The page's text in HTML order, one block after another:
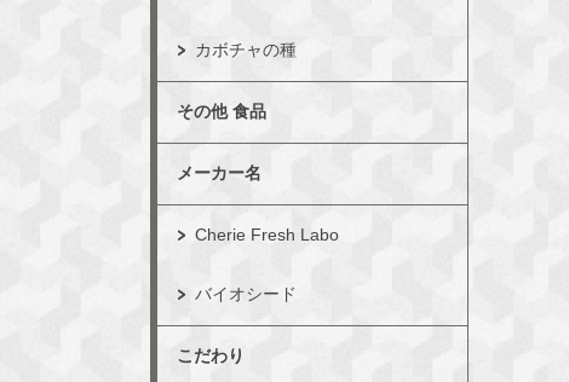
カボチャの種
その他 食品
メーカー名
Cherie Fresh Labo
バイオシード
こだわり